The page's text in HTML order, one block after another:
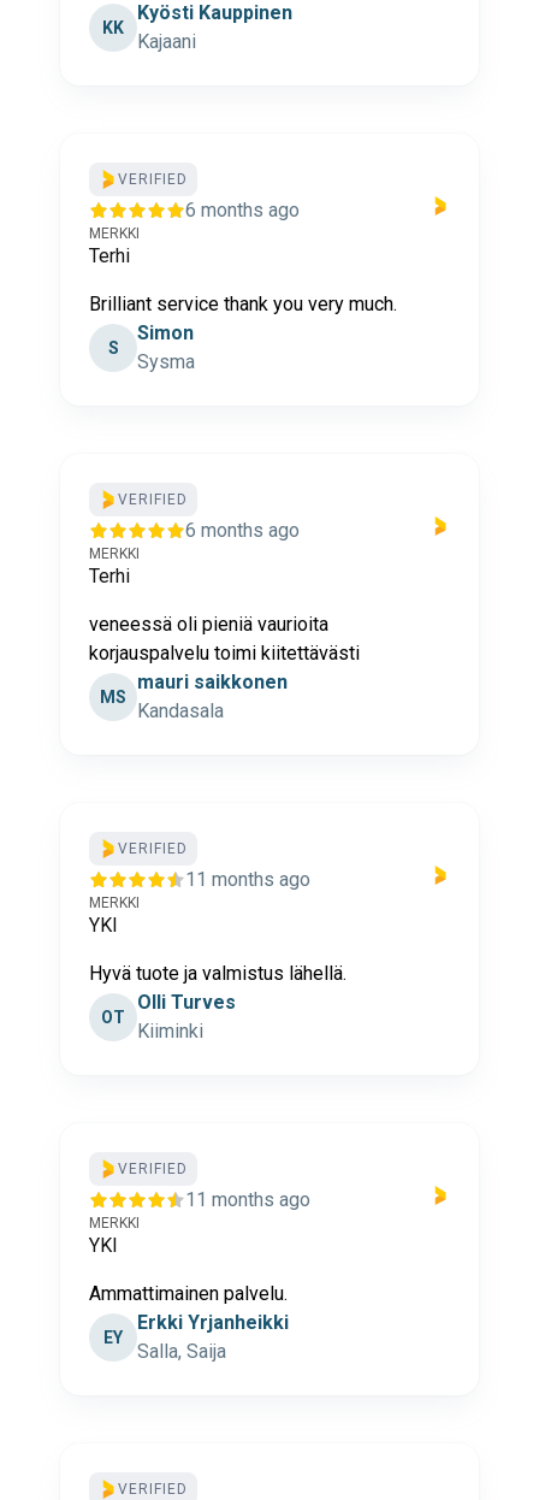
KK
Kyösti Kauppinen
Kajaani
VERIFIED
6 months ago
MERKKI
Terhi
Brilliant service thank you very much.
S
Simon
Sysma
VERIFIED
6 months ago
MERKKI
Terhi
veneessä oli pieniä vaurioita
korjauspalvelu toimi kiitettävästi
MS
mauri saikkonen
Kandasala
VERIFIED
11 months ago
MERKKI
YKI
Hyvä tuote ja valmistus lähellä.
OT
Olli Turves
Kiiminki
VERIFIED
11 months ago
MERKKI
YKI
Ammattimainen palvelu.
EY
Erkki Yrjanheikki
Salla, Saija
VERIFIED